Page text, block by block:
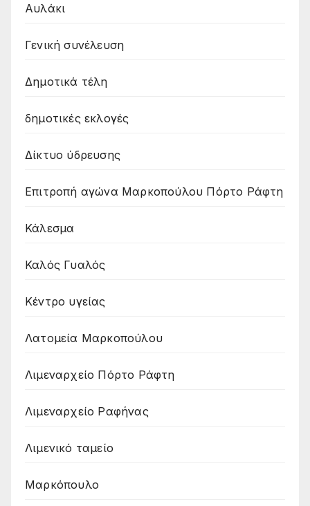
Αυλάκι
Γενική συνέλευση
Δημοτικά τέλη
δημοτικές εκλογές
Δίκτυο ύδρευσης
Επιτροπή αγώνα Μαρκοπούλου Πόρτο Ράφτη
Κάλεσμα
Καλός Γυαλός
Κέντρο υγείας
Λατομεία Μαρκοπούλου
Λιμεναρχείο Πόρτο Ράφτη
Λιμεναρχείο Ραφήνας
Λιμενικό ταμείο
Μαρκόπουλο